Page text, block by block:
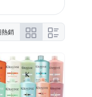
銷